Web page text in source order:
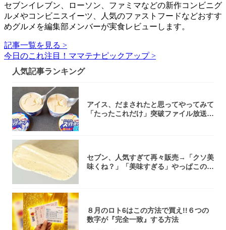
セブンイレブン、ローソン、ファミマなどの新作コンビニグ
ルメやコンビニスイーツ、人気のファストフードなどおすす
めグルメを編集部メンバーが実食レビューします。
記事一覧を見る >
今日のこれ注目！ママテナピックアップ >
人気記事ランキング
アイス、だまされたと思ってやってみて
「たったこれだけ」突破ファイル放送で
セブン、人気すぎて再々販売→「クソ美
味くね？」「美味すぎる」やっぱこのク
８月のロト6はこの方法で買え!!６つの
数字が『完全一致』する方法